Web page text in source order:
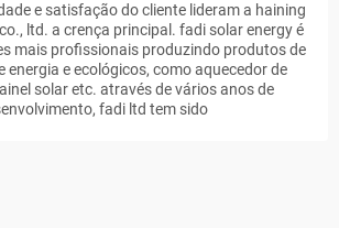
e satisfação do cliente lideram a haining
ltd. a crença principal. fadi solar energy é
mais profissionais produzindo produtos de
energia e ecológicos, como aquecedor de
solar etc. através de vários anos de
fadi ltd tem sido